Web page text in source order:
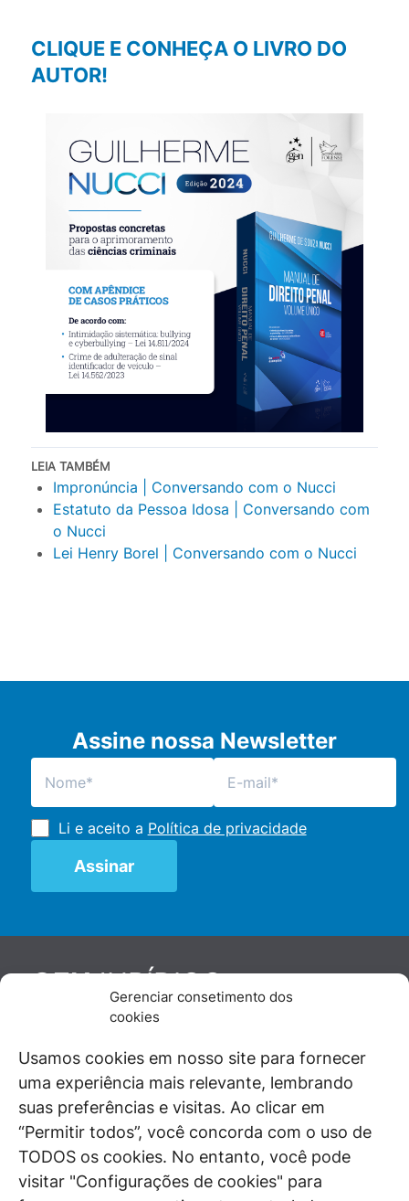
Gerenciar consetimento dos
cookies
Usamos cookies em nosso site para fornecer
uma experiência mais relevante, lembrando
suas preferências e visitas. Ao clicar em
“Permitir todos”, você concorda com o uso de
TODOS os cookies. No entanto, você pode
visitar "Configurações de cookies" para
CLIQUE E CONHEÇA O LIVRO DO
AUTOR!
LEIA TAMBÉM
Impronúncia | Conversando com o Nucci
Estatuto da Pessoa Idosa | Conversando com
o Nucci
Lei Henry Borel | Conversando com o Nucci
Assine nossa Newsletter
Li e aceito a Política de privacidade
GENJURÍDICO
De maneira independente, os autores e
juristas e doutrinadores nacionais, se posicionam
diante de questões relevantes do cotidiano e
universo jurídico.